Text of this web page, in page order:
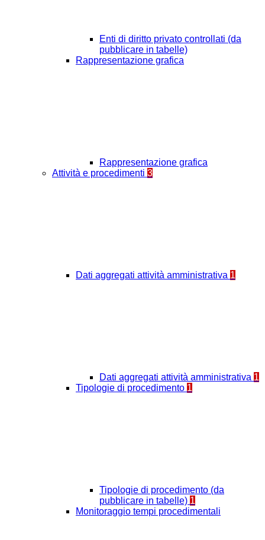
Enti di diritto privato controllati (da
pubblicare in tabelle)
Rappresentazione grafica
Rappresentazione grafica
Attività e procedimenti 3
Dati aggregati attività amministrativa 1
Dati aggregati attività amministrativa 1
Tipologie di procedimento 1
Tipologie di procedimento (da
pubblicare in tabelle) 1
Monitoraggio tempi procedimentali